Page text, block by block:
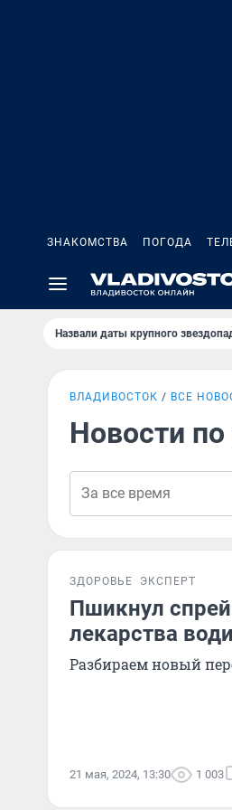
ЗНАКОМСТВА ПОГОДА
Назвали даты крупного
ВЛАДИВОСТОК ВСЕ
Новости по
ЗДОРОВЬЕ ЭКСПЕРТ
Пшикнул
лекарства
Разбираем новый
21 мая, 2024, 13:30 1 003